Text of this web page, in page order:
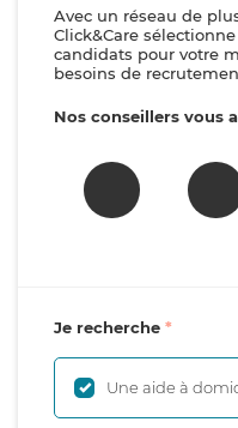
Avec un réseau de
Click&Care
candidats pour votre
besoins de
Nos conseillers vous
Je recherche
Une aide à